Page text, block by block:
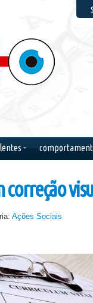
correção
Ações Sociais
faz, ao
você eu
não
Bob